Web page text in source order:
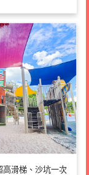
滑梯、沙坑一次